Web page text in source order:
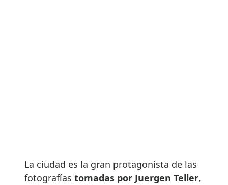
La ciudad es la gran protagonista de las
fotografías tomadas por Juergen Teller,